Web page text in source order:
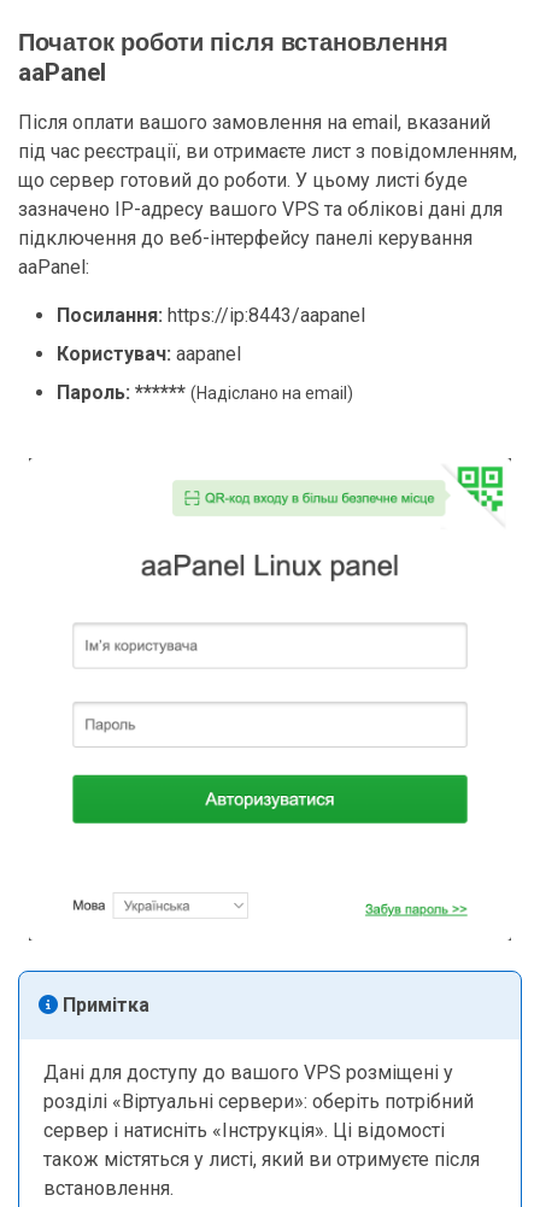
Початок роботи після встановлення
aaPanel
Після оплати вашого замовлення на email, вказаний
під час реєстрації, ви отримаєте лист з повідомленням,
що сервер готовий до роботи. У цьому листі буде
зазначено IP-адресу вашого VPS та облікові дані для
підключення до веб-інтерфейсу панелі керування
aaPanel:
Посилання: https://ip:8443/aapanel
Користувач: aapanel
Пароль: ****** (Надіслано на email)
Примітка
Дані для доступу до вашого VPS розміщені у
розділі «Віртуальні сервери»: оберіть потрібний
сервер і натисніть «Інструкція». Ці відомості
також містяться у листі, який ви отримуєте після
встановлення.